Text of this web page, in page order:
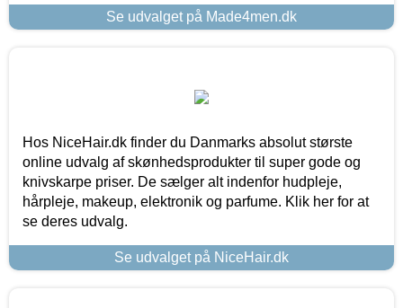
Se udvalget på Made4men.dk
Hos NiceHair.dk finder du Danmarks absolut største
online udvalg af skønhedsprodukter til super gode og
knivskarpe priser. De sælger alt indenfor hudpleje,
hårpleje, makeup, elektronik og parfume. Klik her for at
se deres udvalg.
Se udvalget på NiceHair.dk